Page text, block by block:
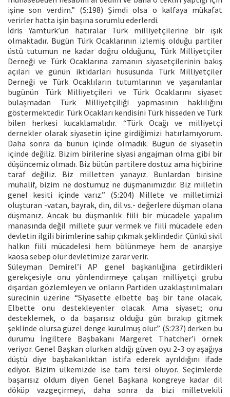
işine son verdim.” (S:198) Şimdi olsa o kalfaya mükafat
verirler hatta işin başına sorumlu ederlerdi.
İdris Yamtürk’ün hatıralar Türk milliyetçilerine bir ışık
olmaktadır. Bugün Türk Ocaklarının izlemiş olduğu partiler
üstü tutumun ne kadar doğru olduğunu, Türk Milliyetçiler
Derneği ve Türk Ocaklarına zamanın siyasetçilerinin bakış
açıları ve günün iktidarları hususunda Türk Milliyetçiler
Derneği ve Türk Ocaklıların tutumlarının ve yaşanılanlar
bugünün Türk Milliyetçileri ve Türk Ocaklarını siyaset
bulaşmadan Türk Milliyetçiliği yapmasının haklılığını
göstermektedir. Türk Ocakları kendisini Türk hisseden ve Türk
bilen herkesi kucaklamalıdır. “Türk Ocağı ve milliyetçi
dernekler olarak siyasetin içine girdiğimizi hatırlamıyorum.
Daha sonra da bunun içinde olmadık. Bugün de siyasetin
içinde değiliz. Bizim birilerine siyasi angajman olma gibi bir
düşüncemiz olmadı. Biz bütün partilere dostuz ama hiçbirine
taraf değiliz. Biz milletten yanayız. Bunlardan birisine
muhalif, bizim ne dostumuz ne düşmanımızdır. Biz milletin
genel kesiti içinde varız.” (S:204) Millete ve milletimizi
oluşturan -vatan, bayrak, din, dil vs.- değerlere düşman olana
düşmanız. Ancak bu düşmanlık fiili bir mücadele yapalım
manasında değil millete şuur vermek ve fiili mücadele eden
devletin ilgili birimlerine sahip çıkmak şeklindedir. Çünkü sivil
halkın fiili mücadelesi hem bölünmeye hem de anarşiye
kaosa sebep olur devletimize zarar verir.
Süleyman Demirel’i AP genel başkanlığına getirdikleri
gerekçesiyle onu yönlendirmeye çalışan milliyetçi grubu
dışardan gözlemleyen ve onların Partiden uzaklaştırılmaları
sürecinin üzerine “Siyasette elbette baş bir tane olacak.
Elbette onu destekleyenler olacak. Ama siyaset; onu
desteklemek, o da başarısız olduğu gün bırakıp gitmek
şeklinde olursa güzel denge kurulmuş olur.” (S:237) derken bu
durumu İngiltere Başbakanı Margeret Thatcher’i örnek
veriyor. Genel Başkan olurken aldığı güven oyu 2-3 oy aşağıya
düştü diye başbakanlıktan istifa ederek ayrıldığını ifade
ediyor. Bizim ülkemizde ise tam tersi oluyor. Seçimlerde
başarısız oldum diyen Genel Başkana kongreye kadar dil
döküp vazgeçirmeyi, daha sonra da bizi milletvekili